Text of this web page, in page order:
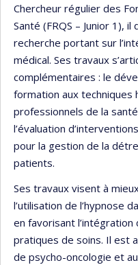
Chercheur régulier des
Santé (FRQS – Junior 1),
recherche portant sur
médical. Ses travaux
complémentaires : le
formation aux techniques
professionnels de la
l’évaluation
pour la gestion de la
patients.
Ses travaux visent à
l’utilisation de l’hypnose
en favorisant
pratiques de soins. Il est
de psycho-oncologie et